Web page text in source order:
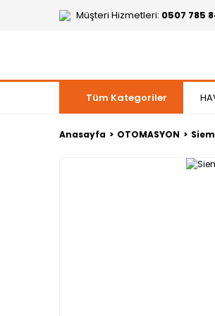
Müşteri Hizmetleri: 0507 785
Tüm Kategoriler
Anasayfa OTOMASYON